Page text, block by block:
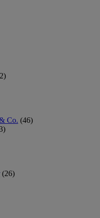
Co. (46)
(26)